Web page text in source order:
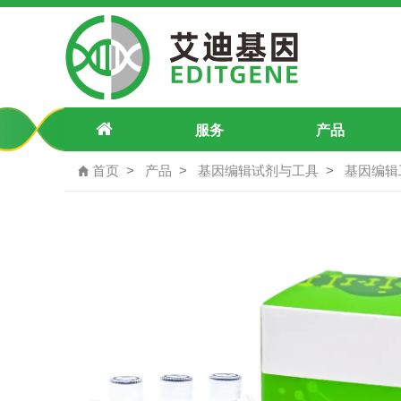
pU6-JMJD7（A42138159G）
服务 产品
首页 产品 基因编辑试剂与工具 基因编